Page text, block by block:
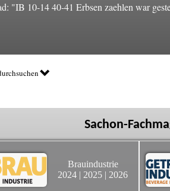
"IB 10-14 40-41 Erbsen zaehlen war
Sachon-
Brauindustrie
2024 | 2025 | 2026